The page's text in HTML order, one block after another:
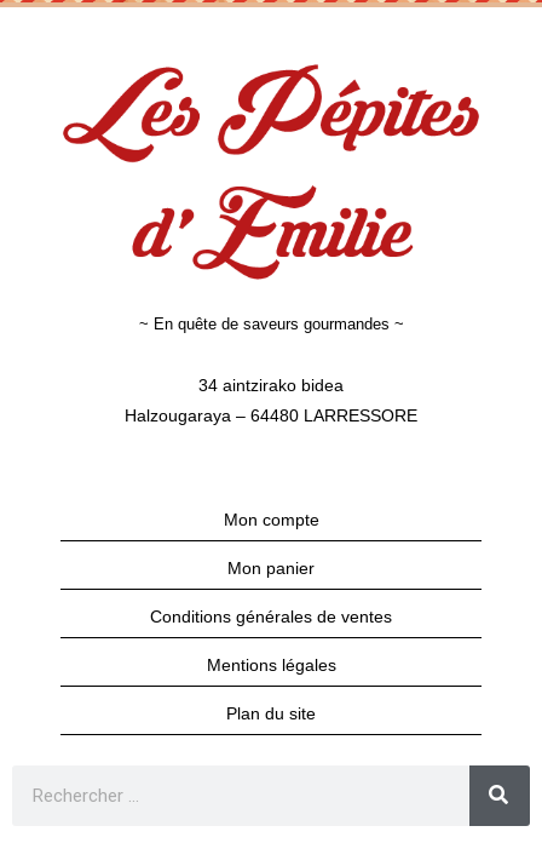
~ En quête de saveurs gourmandes ~
34 aintzirako bidea
Halzougaraya – 64480 LARRESSORE
Mon compte
Mon panier
Conditions générales de ventes
Mentions légales
Plan du site